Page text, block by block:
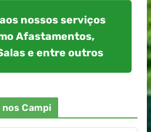
nossos serviços
Afastamentos,
e entre outros
Campi